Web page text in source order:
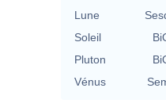
Lune
Soleil
Pluton
Vénus